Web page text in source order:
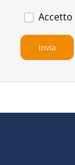
Accetto